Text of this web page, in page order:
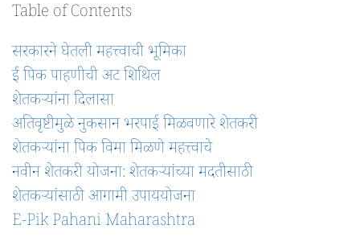
Table of Contents
सरकारने घेतली महत्त्वाची भूमिका
ई पिक पाहणीची अट शिथिल
शेतकऱ्यांना दिलासा
अतिवृष्टीमुळे नुकसान भरपाई मिळवणारे शेतकरी
शेतकऱ्यांना पिक विमा मिळणे महत्त्वाचे
नवीन शेतकरी योजना: शेतकऱ्यांच्या मदतीसाठी
शेतकऱ्यांसाठी आगामी उपाययोजना
E-Pik Pahani Maharashtra